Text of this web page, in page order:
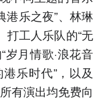
港乐之夜”、林琳
打工人乐队的“无
岁月情歌·浪花音
乐时代”，以及
有演出均免费向